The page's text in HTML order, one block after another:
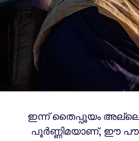
ഇന്ന് തൈപ്പൂയം
പൂർണ്ണിമയാണ്, ഈ